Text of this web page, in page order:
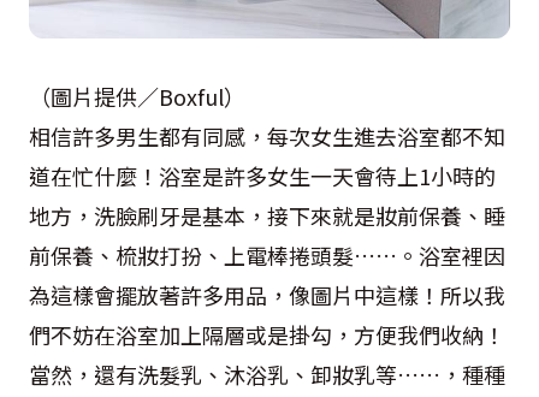
（圖片提供／Boxful）
相信許多男生都有同感，每次女生進去浴室都不知
道在忙什麼！浴室是許多女生一天會待上1小時的
地方，洗臉刷牙是基本，接下來就是妝前保養、睡
前保養、梳妝打扮、上電棒捲頭髮……。浴室裡因
為這樣會擺放著許多用品，像圖片中這樣！所以我
們不妨在浴室加上隔層或是掛勾，方便我們收納！
當然，還有洗髮乳、沐浴乳、卸妝乳等……，種種